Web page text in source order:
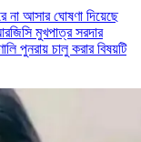
না আসার ঘোষণা দিয়েছে
মুখপাত্র সরদার
পুনরায় চালু করার বিষয়টি